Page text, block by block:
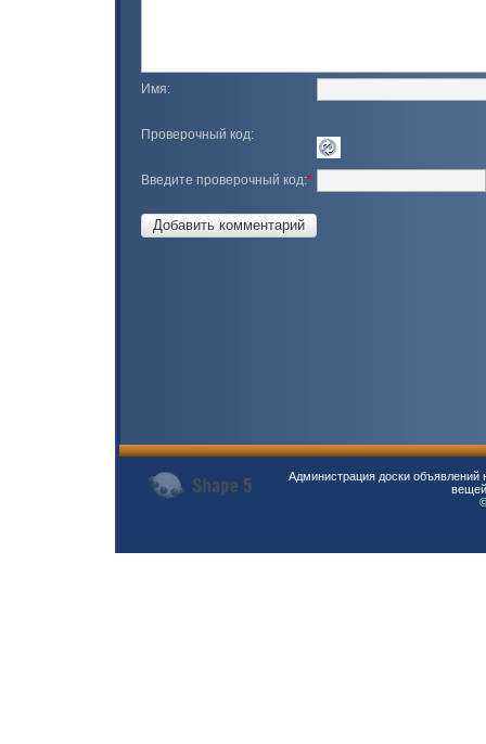
Имя:
Проверочный код:
Введите проверочный код:*
Администрация доски объявлений